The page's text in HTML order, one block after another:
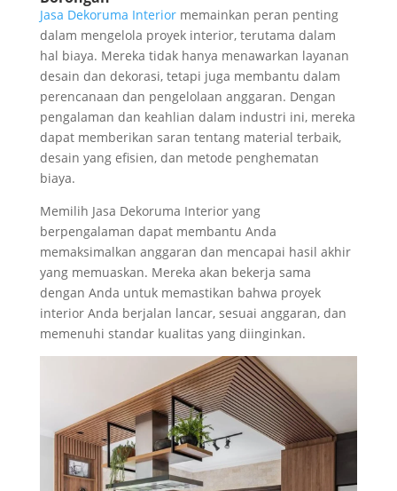
Jasa Dekoruma Interiormemainkan peran penting
dalam mengelola proyek interior, terutama dalam
hal biaya. Mereka tidak hanya menawarkan layanan
desain dan dekorasi, tetapi juga membantu dalam
perencanaan dan pengelolaan anggaran. Dengan
pengalaman dan keahlian dalam industri ini, mereka
dapat memberikan saran tentang material terbaik,
desain yang efisien, dan metode penghematan
biaya.
Memilih Jasa Dekoruma Interior yang
berpengalaman dapat membantu Anda
memaksimalkan anggaran dan mencapai hasil akhir
yang memuaskan. Mereka akan bekerja sama
dengan Anda untuk memastikan bahwa proyek
interior Anda berjalan lancar, sesuai anggaran, dan
memenuhi standar kualitas yang diinginkan.